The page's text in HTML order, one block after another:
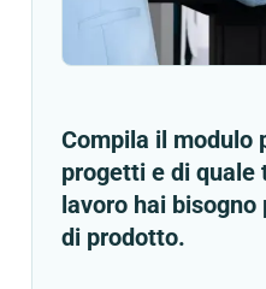
Compila il modulo
progetti e di quale
lavoro hai
di prodotto.